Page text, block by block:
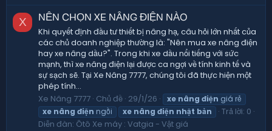
X NÊN CHỌN XE NÂNG ĐIỆN NÀO
Khi quyết định đầu tư thiết bị nâng hạ, câu hỏi lớn nhất của
các chủ doanh nghiệp thường là: "Nên mua xe nâng điện
hay xe nâng dầu?". Trong khi xe dầu nổi tiếng với sức
mạnh, thì xe nâng điện lại được ca ngợi về tính kinh tế và
sự sạch sẽ. Tại Xe Nâng 7777, chúng tôi đã thực hiện một
phép tính...
Xe Nâng 7777 Chủ đề 29/1/26 xe nâng điện giá rẻ
xe nâng điện ngồi xe nâng điện nhật bản
Trả lời: 0
Diễn đàn: Ôtô Xe máy : Vatgia - Vật giá